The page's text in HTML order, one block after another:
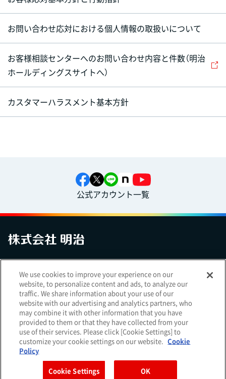
お問い合わせ応対における個人情報の取扱いについて
お客様相談センターへのお問い合わせ内容と件数（明治
ホールディングスサイトへ）
カスタマーハラスメント基本方針
公式アカウント一覧
アクセシビリティへの対応方針ご利用規約明治グループのDX
Cookie Settings
明治ホールディングス株式会社 （ EN ｜簡体 ）
Meiji Seika ファルマ株式会社
Copyright Meiji Co., Ltd. All Rights Reserved.
We use cookies to improve your experience on our
website, to personalize content and ads, to analyze our
traffic. We share information about your use of our
website with our advertising and analytics partners, who
may combine it with other information that you have
provided to them or that they have collected from your
use of their services. Please click [Cookie Settings] to
customize your cookie settings on our website. Cookie
Policy
Cookie Settings OK